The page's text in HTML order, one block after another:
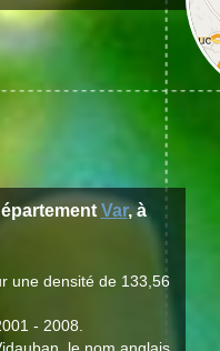
Var, à
une densité de 133,56
- 2008.